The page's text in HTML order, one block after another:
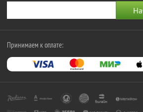
Принимаем к оплате: